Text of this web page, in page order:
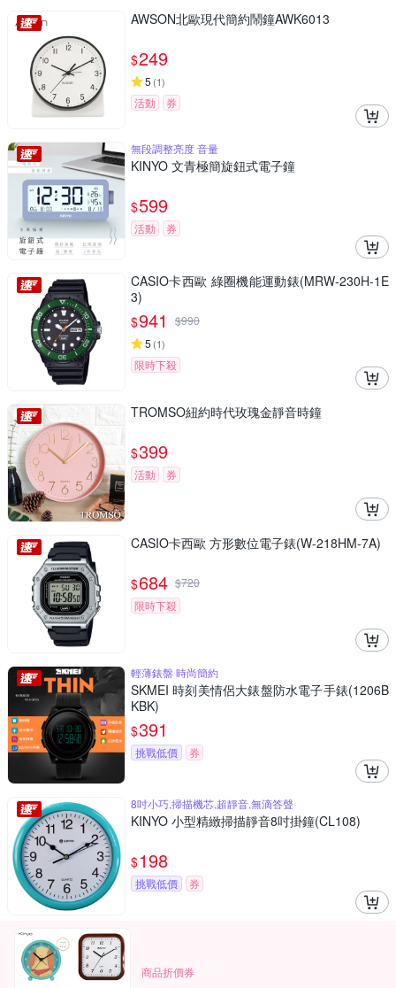
AWSON北歐現代簡約鬧鐘AWK6013
$249
5 (1)
活動 券
無段調整亮度 音量
KINYO 文青極簡旋鈕式電子鐘
$599
活動 券
CASIO卡西歐 綠圈機能運動錶(MRW-230H-1E
3)
$941 $990
5 (1)
限時下殺
TROMSO紐約時代玫瑰金靜音時鐘
$399
活動 券
CASIO卡西歐 方形數位電子錶(W-218HM-7A)
$684 $720
限時下殺
輕薄錶盤 時尚簡約
SKMEI 時刻美情侶大錶盤防水電子手錶(1206B
KBK)
$391
挑戰低價 券
8吋小巧,掃描機芯,超靜音,無滴答聲
KINYO 小型精緻掃描靜音8吋掛鐘(CL108)
$198
挑戰低價 券
商品折價券